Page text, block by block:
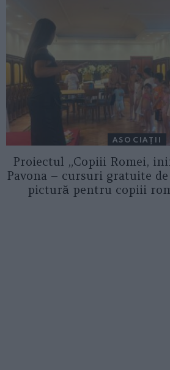
ASOCIAŢII
Proiectul „Copiii Romei,
Pavona – cursuri gratuite
pictură pentru copiii